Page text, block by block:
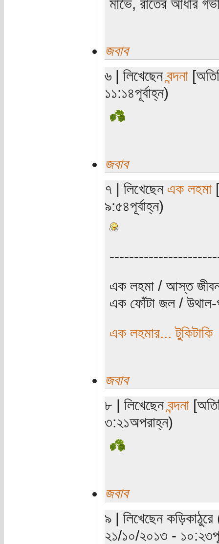
মাভৈ, রাতের আঁধার
জবাব
৬ | লিখেছেনবন্দনা
১১:১৪পূর্বাহ্ন)
জবাব
৭ | লিখেছেন এক লহমা
৯:৫৪পূর্বাহ্ন)
এক লহমা / আস্ত
এক ফোঁটা জল /
এক লহমার... টুকিটাকি
জবাব
৮ | লিখেছেনবন্দনা
৩:২১অপরাহ্ন)
জবাব
৯ | লিখেছেন
২১/১০/২০১৩ -